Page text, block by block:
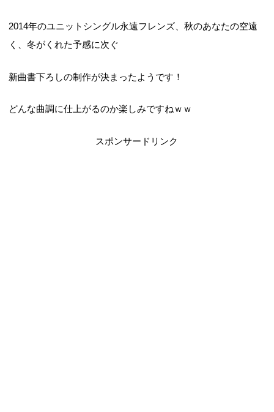
2014年のユニットシングル永遠フレンズ、秋のあなたの空遠
く、冬がくれた予感に次ぐ
新曲書下ろしの制作が決まったようです！
どんな曲調に仕上がるのか楽しみですねｗｗ
スポンサードリンク